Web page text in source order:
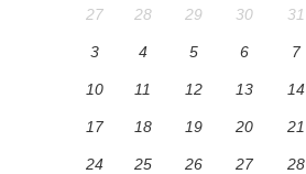
27 28 29 30 31
3 4 5 6 7
10 11 12 13 14
17 18 19 20 21
24 25 26 27 28